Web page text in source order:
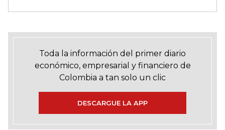
Toda la información del primer diario
económico, empresarial y financiero de
Colombia a tan solo un clic
DESCARGUE LA APP